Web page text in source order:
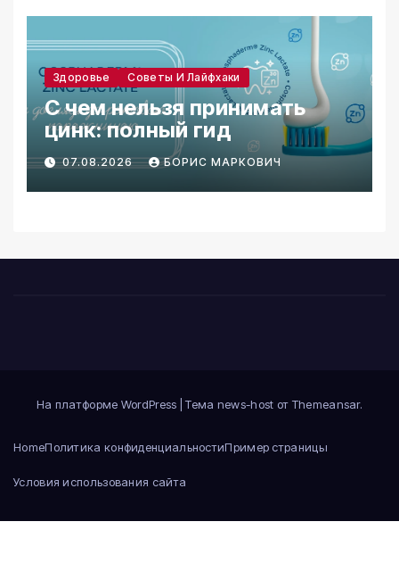
Здоровье Советы И Лайфхаки
С чем нельзя принимать
цинк: полный гид
07.08.2026 БОРИС МАРКОВИЧ
На платформе WordPress |Тема news-host от Themeansar.
HomeПолитика конфиденциальностиПример страницы
Условия использования сайта